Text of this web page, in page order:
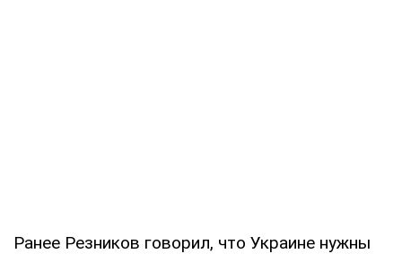
Ранее Резников говорил, что Украине нужны